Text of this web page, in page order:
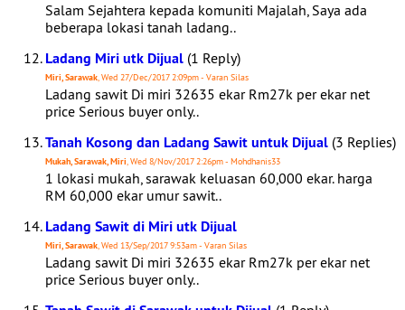
Salam Sejahtera kepada komuniti Majalah, Saya ada
beberapa lokasi tanah ladang..
Ladang Miri utk Dijual (1 Reply)
Miri, Sarawak, Wed 27/Dec/2017 2:09pm - Varan Silas
Ladang sawit Di miri 32635 ekar Rm27k per ekar net
price Serious buyer only..
Tanah Kosong dan Ladang Sawit untuk Dijual (3 Replies)
Mukah, Sarawak, Miri, Wed 8/Nov/2017 2:26pm - Mohdhanis33
1 lokasi mukah, sarawak keluasan 60,000 ekar. harga
RM 60,000 ekar umur sawit..
Ladang Sawit di Miri utk Dijual
Miri, Sarawak, Wed 13/Sep/2017 9:53am - Varan Silas
Ladang sawit Di miri 32635 ekar Rm27k per ekar net
price Serious buyer only..